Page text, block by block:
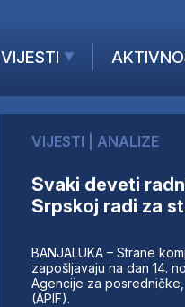
VIJESTI
AKTUELNO
KOMPANIJE
FINANSIJE
IZ STRANIH MEDIJA
VIJESTI ANALIZE
Svaki deveti
Srpskoj radi za
BANJALUKA – Strane
zapošljavaju na dan 14.
Agencije za
(APIF).